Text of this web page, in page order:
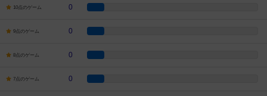
10点のゲーム 0
9点のゲーム 0
8点のゲーム 0
7点のゲーム 0